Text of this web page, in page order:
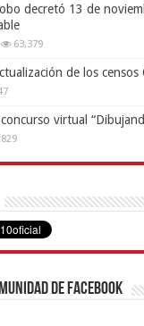
decretó 13 de
63,379
de los censos
virtual
de Facebook